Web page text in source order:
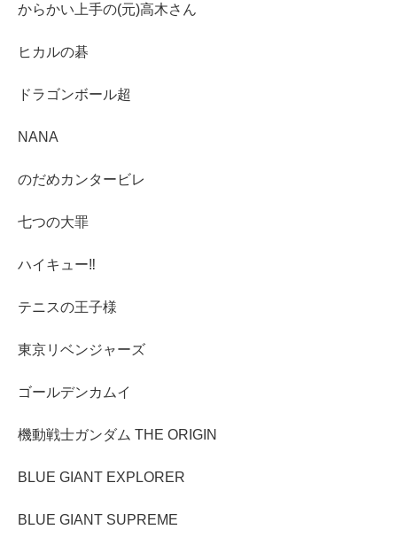
からかい上手の(元)高木さん
ヒカルの碁
ドラゴンボール超
NANA
のだめカンタービレ
七つの大罪
ハイキュー‼︎
テニスの王子様
東京リベンジャーズ
ゴールデンカムイ
機動戦士ガンダム THE ORIGIN
BLUE GIANT EXPLORER
BLUE GIANT SUPREME